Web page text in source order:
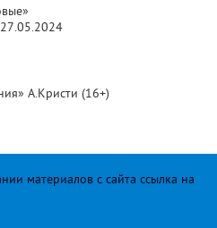
А.Кристи (16+)
материалов с сайта ссылка на